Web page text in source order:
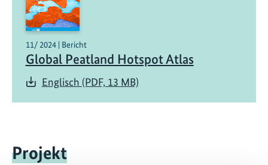
11/ 2024 | Bericht
Global Peatland Hotspot Atlas
Englisch (PDF, 13 MB)
Projekt